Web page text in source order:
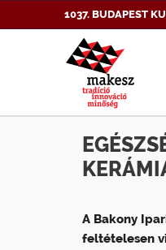
1037. BUDAPEST
A Bakony
feltételesen